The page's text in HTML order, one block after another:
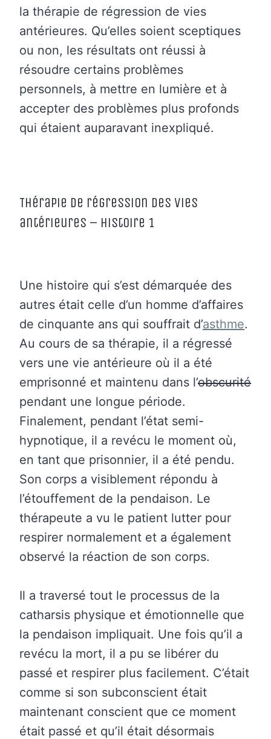
la thérapie de régression de vies
antérieures. Qu’elles soient sceptiques
ou non, les résultats ont réussi à
résoudre certains problèmes
personnels, à mettre en lumière et à
accepter des problèmes plus profonds
qui étaient auparavant inexpliqué.
Thérapie de régression des vies
antérieures – Histoire 1
Une histoire qui s’est démarquée des
autres était celle d’un homme d’affaires
de cinquante ans qui souffrait d’asthme.
Au cours de sa thérapie, il a régressé
vers une vie antérieure où il a été
emprisonné et maintenu dans l’obscurité
pendant une longue période.
Finalement, pendant l’état semi-
hypnotique, il a revécu le moment où,
en tant que prisonnier, il a été pendu.
Son corps a visiblement répondu à
l’étouffement de la pendaison. Le
thérapeute a vu le patient lutter pour
respirer normalement et a également
observé la réaction de son corps.
Il a traversé tout le processus de la
catharsis physique et émotionnelle que
la pendaison impliquait. Une fois qu’il a
revécu la mort, il a pu se libérer du
passé et respirer plus facilement. C’était
comme si son subconscient était
maintenant conscient que ce moment
était passé et qu’il était désormais